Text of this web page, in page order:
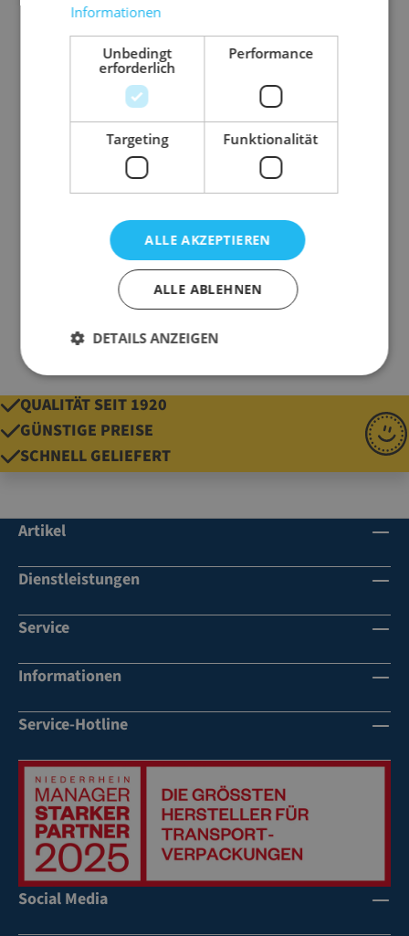
extrem reißfeste und durchstoßfeste Linear-
PE-Qualität
70 mµ LLDPE-Folie entsprechen 100 mµ
Normal-PE-Folie
Abmessung
400 mm x 250 m (B x
Farbe
transparent
Material
PE-Folie
Qualität
Gewicht
12875 g
QUALITÄT SEIT 1920
GÜNSTIGE PREISE
SCHNELL GELIEFERT
Artikel
Dienstleistungen
Service
Informationen
Service-Hotline
Social Media
Informationen
Unbedingt
erforderlich
Performance
Targeting Funktionalität
ALLE AKZEPTIEREN
ALLE ABLEHNEN
DETAILS ANZEIGEN